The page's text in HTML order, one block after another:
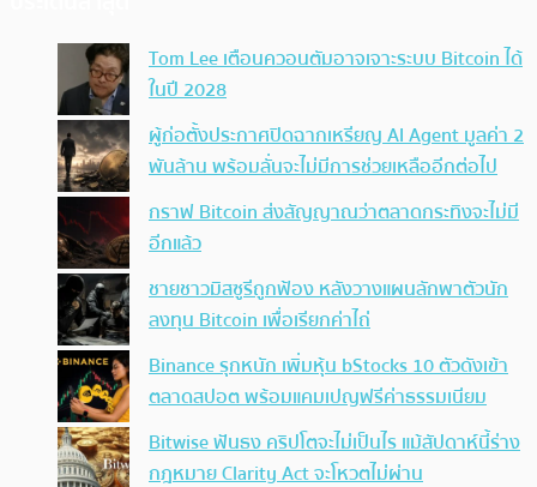
Tom Lee เตือนควอนตัมอาจเจาะระบบ Bitcoin ได้
ในปี 2028
ผู้ก่อตั้งประกาศปิดฉากเหรียญ AI Agent มูลค่า 2
พันล้าน พร้อมลั่นจะไม่มีการช่วยเหลืออีกต่อไป
กราฟ Bitcoin ส่งสัญญาณว่าตลาดกระทิงจะไม่มี
อีกแล้ว
ชายชาวมิสซูรีถูกฟ้อง หลังวางแผนลักพาตัวนัก
ลงทุน Bitcoin เพื่อเรียกค่าไถ่
Binance รุกหนัก เพิ่มหุ้น bStocks 10 ตัวดังเข้า
ตลาดสปอต พร้อมแคมเปญฟรีค่าธรรมเนียม
Bitwise ฟันธง คริปโตจะไม่เป็นไร แม้สัปดาห์นี้ร่าง
กฎหมาย Clarity Act จะโหวตไม่ผ่าน